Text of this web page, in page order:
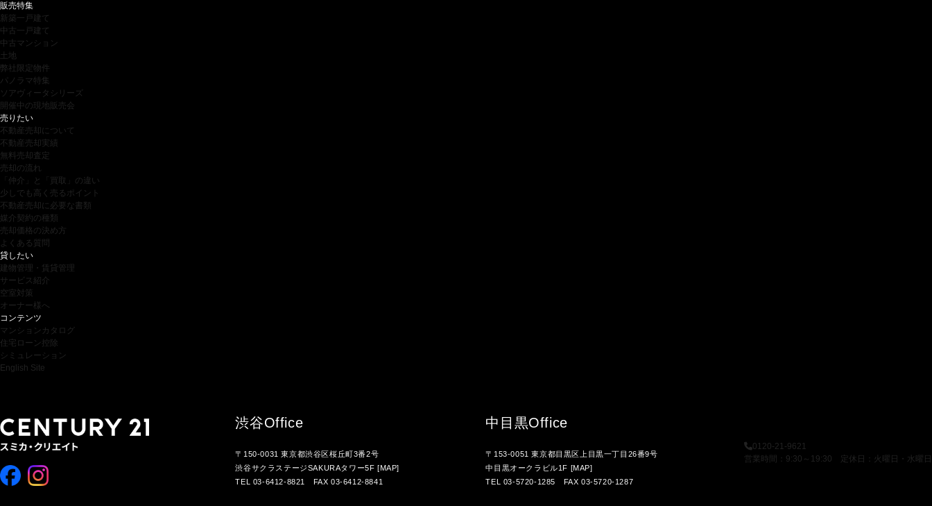
販売特集
新築一戸建て
中古一戸建て
中古マンション
土地
弊社限定物件
パノラマ特集
ソアヴィータシリーズ
開催中の現地販売会
売りたい
不動産売却について
不動産売却実績
無料売却査定
売却の流れ
「仲介」と「買取」の違い
少しでも高く売るポイント
不動産売却に必要な書類
媒介契約の種類
売却価格の決め方
よくある質問
貸したい
建物管理・賃貸管理
サービス紹介
空室対策
オーナー様へ
コンテンツ
マンションカタログ
住宅ローン控除
シミュレーション
English Site
渋谷Office
〒150-0031 東京都渋谷区桜丘町3番2号
渋谷サクラステージSAKURAタワー5F [MAP]
TEL 03-6412-8821 FAX 03-6412-8841
中目黒Office
〒153-0051 東京都目黒区上目黒一丁目26番9号
中目黒オークラビル1F [MAP]
TEL 03-5720-1285 FAX 03-5720-1287
0120-21-9621
営業時間：9:30～19:30 定休日：火曜日・水曜日